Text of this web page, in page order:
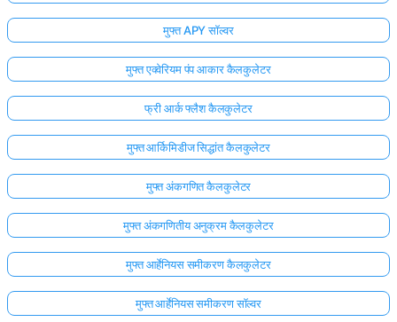
मुफ्त APY सॉल्वर
मुफ्त एक्वेरियम पंप आकार कैलकुलेटर
फ्री आर्क फ्लैश कैलकुलेटर
मुफ्त आर्किमिडीज सिद्धांत कैलकुलेटर
मुफ्त अंकगणित कैलकुलेटर
मुफ्त अंकगणितीय अनुक्रम कैलकुलेटर
मुफ्त आर्हेनियस समीकरण कैलकुलेटर
मुफ्त आर्हेनियस समीकरण सॉल्वर